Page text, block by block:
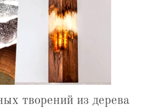
творений из дерева